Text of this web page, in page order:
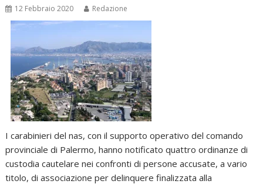
12 Febbraio 2020 Redazione
I carabinieri del nas, con il supporto operativo del comando
provinciale di Palermo, hanno notificato quattro ordinanze di
custodia cautelare nei confronti di persone accusate, a vario
titolo, di associazione per delinquere finalizzata alla